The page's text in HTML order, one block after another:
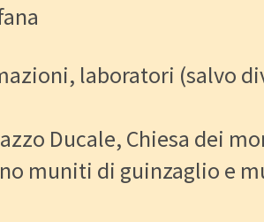
laboratori (salvo
Ducale, Chiesa dei
muniti di guinzaglio e